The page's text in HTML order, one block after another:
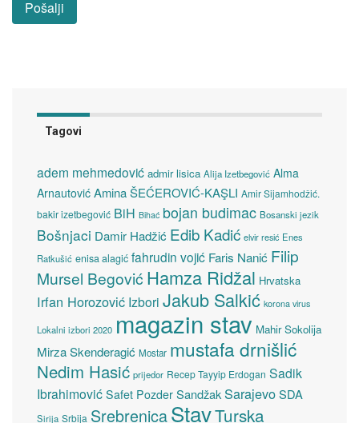
Tagovi
adem mehmedović admir lisica Alija Izetbegović Alma
Arnautović Amina ŠEĆEROVIĆ-KAŞLI Amir Sijamhodžić.
bakir izetbegović BiH Bihać bojan budimac Bosanski jezik
Bošnjaci Damir Hadžić Edib Kadić elvir resić Enes
Ratkušić enisa alagić fahrudin vojić Faris Nanić Filip
Mursel Begović Hamza Ridžal Hrvatska
Irfan Horozović Izbori Jakub Salkić korona virus
Lokalni izbori 2020 magazin stav Mahir Sokolija
Mirza Skenderagić Mostar mustafa drnišlić
Nedim Hasić prijedor Recep Tayyip Erdogan Sadik
Ibrahimović Safet Pozder SandžakSarajevoSDA
Sirija Srbija SrebrenicaStavTurska